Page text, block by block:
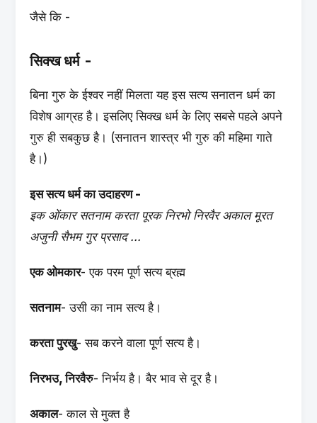
जैसे कि -
सिक्ख धर्म -
बिना गुरु के ईश्वर नहीं मिलता यह इस सत्य सनातन धर्म का
विशेष आग्रह है। इसलिए सिक्ख धर्म के लिए सबसे पहले अपने
गुरु ही सबकुछ है। (सनातन शास्त्र भी गुरु की महिमा गाते
है।)
इस सत्य धर्म का उदाहरण -
इक ओंकार सतनाम करता पूरक निरभो निरवैर अकाल मूरत
अजुनी सैभम गुर प्रसाद ...
एक ओमकार- एक परम पूर्ण सत्य ब्रह्म
सतनाम- उसी का नाम सत्य है।
करता पुरखु- सब करने वाला पूर्ण सत्य है।
निरभउ, निरवैरु- निर्भय है। बैर भाव से दूर है।
अकाल- काल से मुक्त है